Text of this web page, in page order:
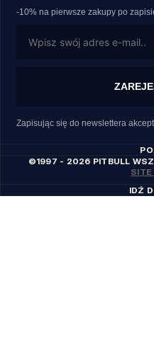
-10% na pierwsze zakupy po
Zapisując się do newslettera
©1997 - 2026 PITBULL
SITE
IDŹ